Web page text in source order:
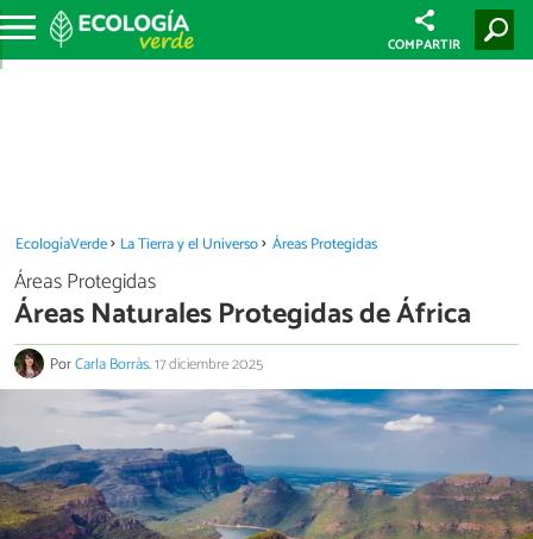
COMPARTIR
EcologíaVerde La Tierra y el Universo Áreas Protegidas
Áreas Protegidas
Áreas Naturales Protegidas de África
PorCarla Borràs.17 diciembre 2025